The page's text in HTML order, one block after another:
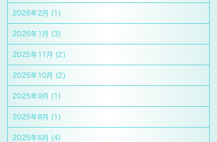
2026年2月 (1)
2026年1月 (3)
2025年11月 (2)
2025年10月 (2)
2025年9月 (1)
2025年8月 (1)
2025年6月 (4)